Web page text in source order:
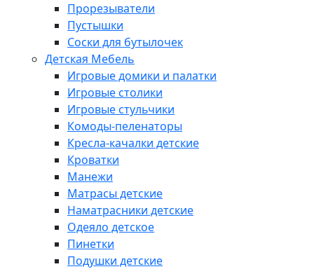
Прорезыватели
Пустышки
Соски для бутылочек
Детская Мебель
Игровые домики и палатки
Игровые столики
Игровые стульчики
Комоды-пеленаторы
Кресла-качалки детские
Кроватки
Манежи
Матрасы детские
Наматрасники детские
Одеяло детское
Пинетки
Подушки детские